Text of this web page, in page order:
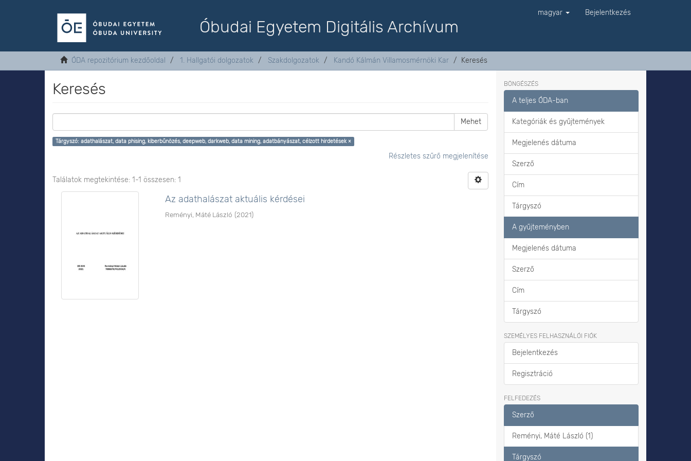
Óbudai Egyetem Digitális Archívum
magyar Bejelentkezés
ÓDA repozitórium kezdőoldal 1. Hallgatói dolgozatok Szakdolgozatok Kandó Kálmán Villamosmérnöki Kar Keresés
Keresés
Mehet
Tárgyszó: adathalászat, data phising, kiberbűnözés, deepweb, darkweb, data mining, adatbányászat, célzott hirdetések ×
Részletes szűrő megjelenítése
Találatok megtekintése: 1-1 összesen: 1
Az adathalászat aktuális kérdései
Reményi, Máté László (2021)
BÖNGÉSZÉS
A teljes ÓDA-ban
Kategóriák és gyűjtemények
Megjelenés dátuma
Szerző
Cím
Tárgyszó
A gyűjteményben
Megjelenés dátuma
Szerző
Cím
Tárgyszó
SZEMÉLYES FELHASZNÁLÓI FIÓK
Bejelentkezés
Regisztráció
FELFEDEZÉS
Szerző
Reményi, Máté László (1)
Tárgyszó